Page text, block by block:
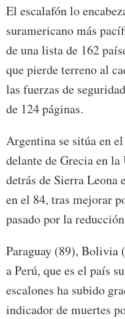
El escalafón lo
suramericano más
de una lista de 162
que pierde terreno al
las fuerzas de
de 124 páginas.
Argentina se sitúa en
delante de Grecia en
detrás de Sierra
en el 84, tras mejorar
pasado por la
Paraguay (89), Bolivia
a Perú, que es el país
escalones ha subido
indicador de muertes